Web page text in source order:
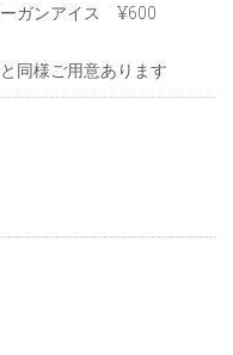
ーガンアイス ¥600
同様ご用意あります